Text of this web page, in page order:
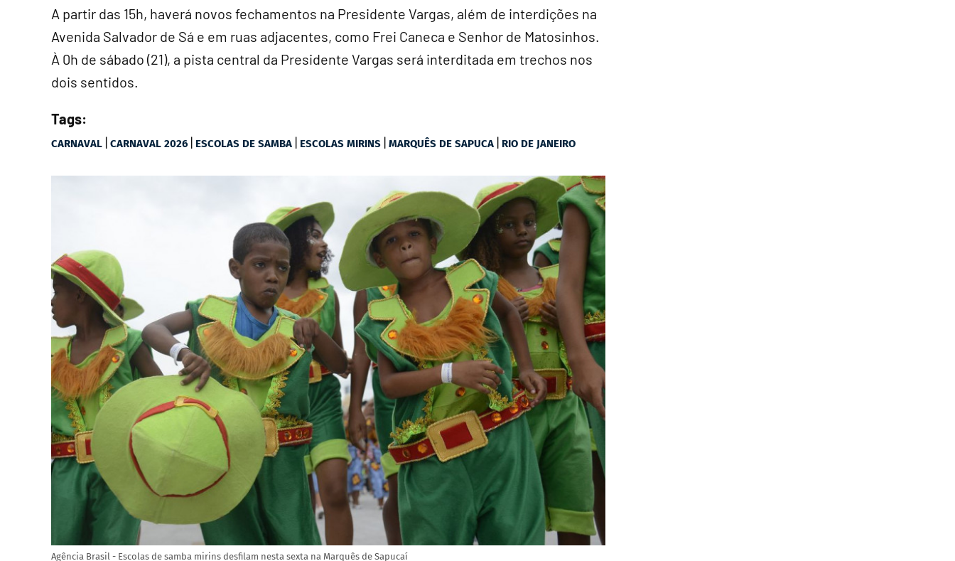
A partir das 15h, haverá novos fechamentos na Presidente Vargas, além de interdições na
Avenida Salvador de Sá e em ruas adjacentes, como Frei Caneca e Senhor de Matosinhos.
À 0h de sábado (21), a pista central da Presidente Vargas será interditada em trechos nos
dois sentidos.
Tags:
CARNAVAL | CARNAVAL 2026 | ESCOLAS DE SAMBA | ESCOLAS MIRINS | MARQUÊS DE SAPUCA | RIO DE JANEIRO
Agência Brasil - Escolas de samba mirins desfilam nesta sexta na Marquês de Sapucaí